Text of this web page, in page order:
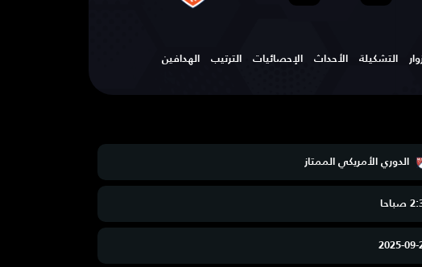
التشكيلة الأحداث الإحصائيات الترتيب الهدافين
الدوري الأمريكي الممتاز
2025-09-